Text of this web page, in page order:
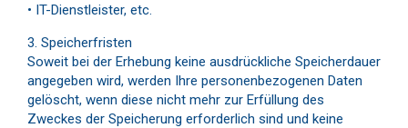
• IT-Dienstleister, etc.
3. Speicherfristen
Soweit bei der Erhebung keine ausdrückliche Speicherdauer
angegeben wird, werden Ihre personenbezogenen Daten
gelöscht, wenn diese nicht mehr zur Erfüllung des
Zweckes der Speicherung erforderlich sind und keine